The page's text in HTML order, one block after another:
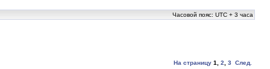
Часовой пояс: UTC + 3 часа
На страницу 1 2 3 След.